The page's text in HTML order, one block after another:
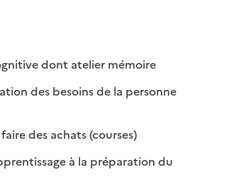
dont atelier mémoire: disponible
: non disponible
des besoins de la personne
des achats (courses): disponible
: non disponible
à la préparation du